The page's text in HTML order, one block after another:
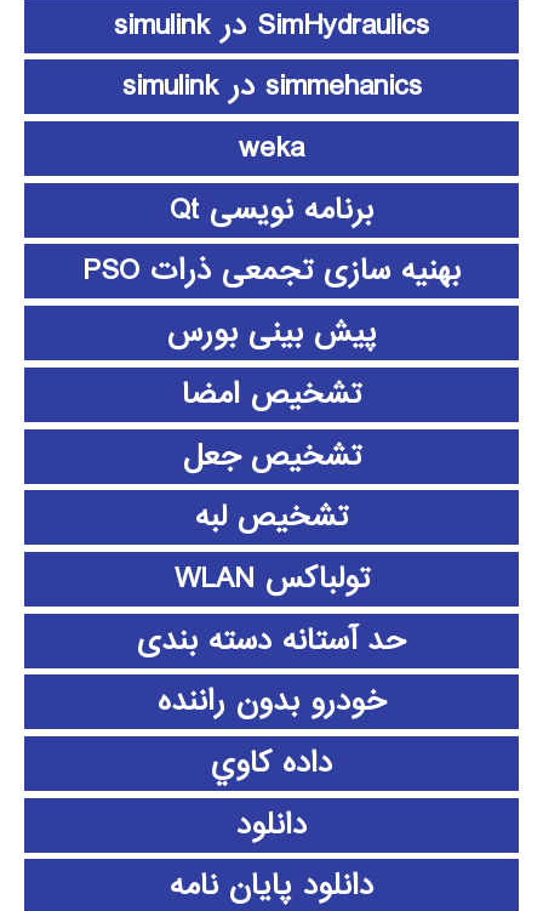
SimHydraulics در simulink
simmehanics در simulink
weka
برنامه نویسی Qt
بهنیه سازی تجمعی ذرات PSO
پیش بینی بورس
تشخیص امضا
تشخیص جعل
تشخیص لبه
تولباکس WLAN
حد آستانه دسته بندی
خودرو بدون راننده
داده كاوي
دانلود
دانلود پايان نامه